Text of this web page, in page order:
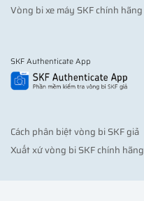
Vòng bi xe máy SKF chính hãng
SKF Authenticate App
Cách phân biệt vòng bi SKF giả
Xuất xứ vòng bi SKF chính hãng